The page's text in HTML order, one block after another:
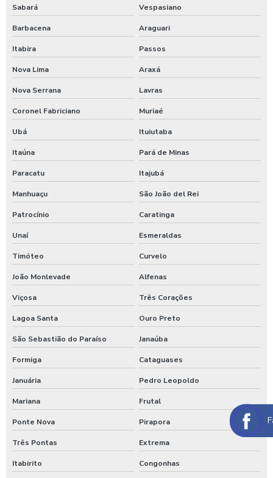
Limpeza de trator
Maquina de aplicar shampoo em carros
Maquina para higienização automotiva a vapor
Maquina para higienização de carros
Maquina de higienização de veiculos
Máquina de jogar produtos automotivos
Máquina de jogar produtos químicos
Máquina de jogar sabão
Maquina de jogar sabao para carros
Maquina para lavar caminhões
Máquina para lavar carros
Máquina para lavar carros portátil
Maquina para lavar onibus
Máquina de lavar ônibus
Máquina de lavar ônibus preço
Maquinas para higienização automotiva
Maquinas para higienização interna de veiculos
Sabará Vespasiano
Barbacena Araguari
Itabira Passos
Nova Lima Araxá
Nova Serrana Lavras
Coronel Fabriciano Muriaé
Ubá Ituiutaba
Itaúna Pará de Minas
Paracatu Itajubá
Manhuaçu São João del Rei
Patrocínio Caratinga
Unaí Esmeraldas
Timóteo Curvelo
João Monlevade Alfenas
Viçosa Três Corações
Lagoa Santa Ouro Preto
São Sebastião do Paraíso Janaúba
Formiga Cataguases
Januária Pedro Leopoldo
Mariana Frutal
Ponte Nova Pirapora
Três Pontas Extrema
Itabirito Congonhas